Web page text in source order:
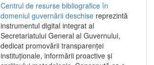
Centrul de resurse bibliografice în
domeniul guvernării deschise reprezintă
instrumentul digital integrat al
Secretariatului General al Guvernului,
dedicat promovării transparenței
instituționale, informării proactive și